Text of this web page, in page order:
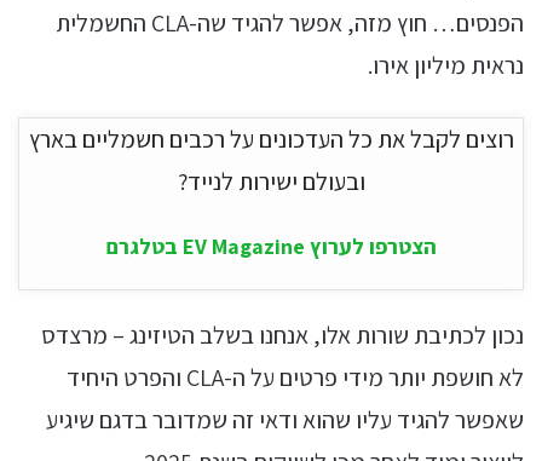
הפנסים… חוץ מזה, אפשר להגיד שה-CLA החשמלית
נראית מיליון אירו.
רוצים לקבל את כל העדכונים על רכבים חשמליים בארץ
ובעולם ישירות לנייד?
הצטרפו לערוץ EV Magazine בטלגרם
נכון לכתיבת שורות אלו, אנחנו בשלב הטיזינג – מרצדס
לא חושפת יותר מידי פרטים על ה-CLA והפרט היחיד
שאפשר להגיד עליו שהוא ודאי זה שמדובר בדגם שיגיע